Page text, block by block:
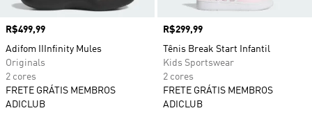
Preço
R$499,99
Adifom IIInfinity Mules
Originals
2 cores
FRETE GRÁTIS MEMBROS
ADICLUB
Preço
R$299,99
Tênis Break Start Infantil
Kids Sportswear
2 cores
FRETE GRÁTIS MEMBROS
ADICLUB